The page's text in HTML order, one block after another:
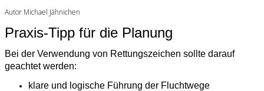
Autor Michael Jähnichen
Praxis-Tipp für die Planung
Bei der Verwendung von Rettungszeichen sollte darauf
geachtet werden:
klare und logische Führung der Fluchtwege